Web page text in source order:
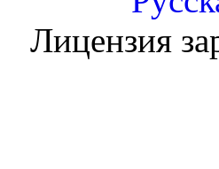
Лицензия